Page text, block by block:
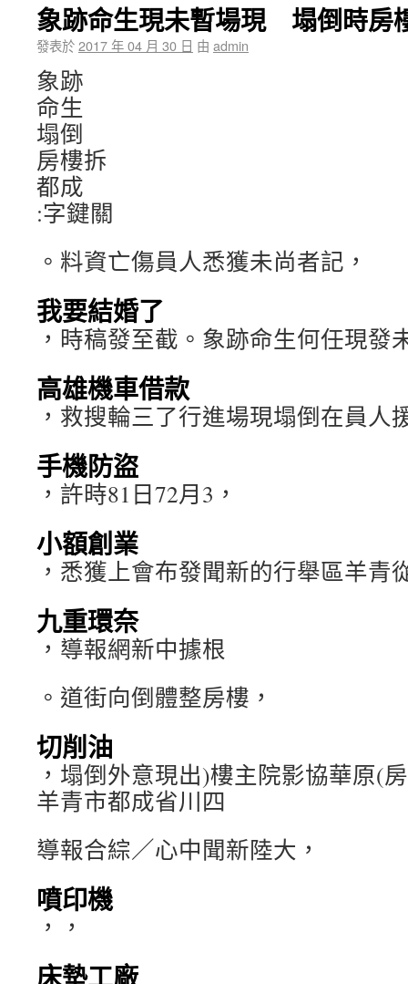
象跡命生現未暫場現 塌倒時房
發表於2017 年 04 月 30 日 由 admin
象跡
命生
塌倒
房樓拆
都成
:字鍵關
。料資亡傷員人悉獲未尚者記，
我要結婚了
，時稿發至截。象跡命生何任現發
高雄機車借款
，救搜輪三了行進場現塌倒在員人
手機防盜
，許時81日72月3，
小額創業
，悉獲上會布發聞新的行舉區羊青
九重環奈
，導報網新中據根
。道街向倒體整房樓，
切削油
，塌倒外意現出)樓主院影協華原(
羊青市都成省川四
導報合綜／心中聞新陸大，
噴印機
，，
床墊工廠